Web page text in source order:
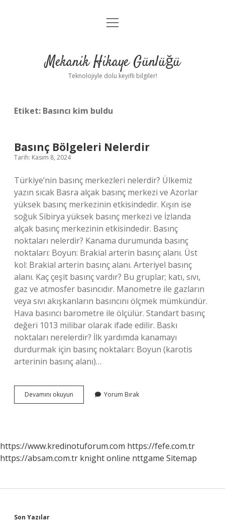
Anasayfa
Yasal Uyarı
menüyü
Mekanik Hikaye Günlüğü
Teknolojiyle dolu keyifli bilgiler!
Etiket: Basıncı kim buldu
Basınç Bölgeleri Nelerdir
Tarih: Kasım 8, 2024
Türkiye’nin basınç merkezleri nelerdir? Ülkemiz
yazın sıcak Basra alçak basınç merkezi ve Azorlar
yüksek basınç merkezinin etkisindedir. Kışın ise
soğuk Sibirya yüksek basınç merkezi ve İzlanda
alçak basınç merkezinin etkisindedir. Basınç
noktaları nelerdir? Kanama durumunda basınç
noktaları: Boyun: Brakial arterin basınç alanı. Üst
kol: Brakial arterin basınç alanı. Arteriyel basınç
alanı. Kaç çeşit basınç vardır? Bu gruplar; katı, sıvı,
gaz ve atmosfer basıncıdır. Manometre ile gazların
veya sıvı akışkanların basıncını ölçmek mümkündür.
Hava basıncı barometre ile ölçülür. Standart basınç
değeri 1013 milibar olarak ifade edilir. Baskı
noktaları nerelerdir? İlk yardımda kanamayı
durdurmak için basınç noktaları: Boyun (karotis
arterinin basınç alanı)…
Devamını okuyun
Bölgeleri
Yorum Bırak
https://www.kredinotuforum.com https://fefe.com.tr
https://absam.com.tr knight online nttgame Sitemap
Son Yazılar